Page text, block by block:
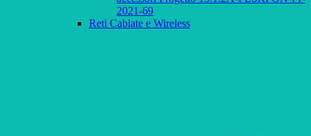
2021-69
Reti Cablate e Wireless